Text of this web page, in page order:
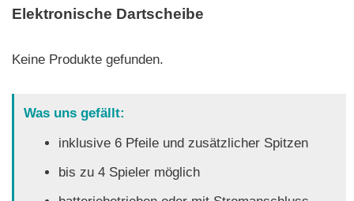
Elektronische Dartscheibe
Keine Produkte gefunden.
Was uns gefällt:
inklusive 6 Pfeile und zusätzlicher Spitzen
bis zu 4 Spieler möglich